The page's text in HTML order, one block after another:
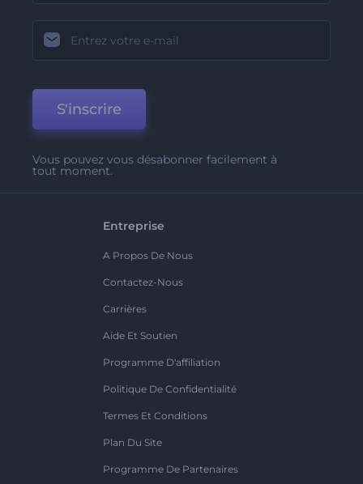
S'inscrire
Vous pouvez vous désabonner facilement à
tout moment.
Entreprise
A Propos De Nous
Contactez-Nous
Carrières
Aide Et Soutien
Programme D'affiliation
Politique De Confidentialité
Termes Et Conditions
Plan Du Site
Programme De Partenaires